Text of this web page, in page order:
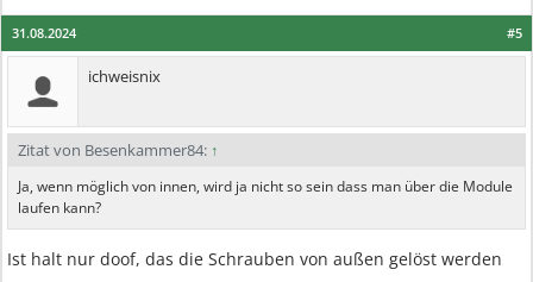
#5
31.08.2024
ichweisnix
Zitat von Besenkammer84: ↑
Ja, wenn möglich von innen, wird ja nicht so sein dass man über die Module
laufen kann?
Ist halt nur doof, das die Schrauben von außen gelöst werden